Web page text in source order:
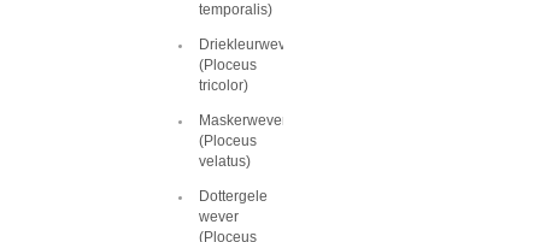
temporalis)
Driekleurwever
(Ploceus
tricolor)
Maskerwever
(Ploceus
velatus)
Dottergele
wever
(Ploceus